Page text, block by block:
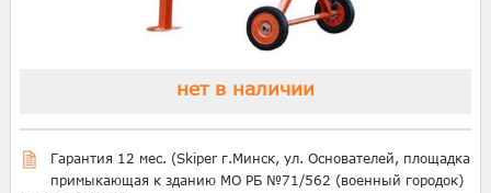
нет в наличии
Гарантия 12 мес. (Skiper г.Минск, ул. Основателей, площадка
примыкающая к зданию МО РБ №71/562 (военный городок)